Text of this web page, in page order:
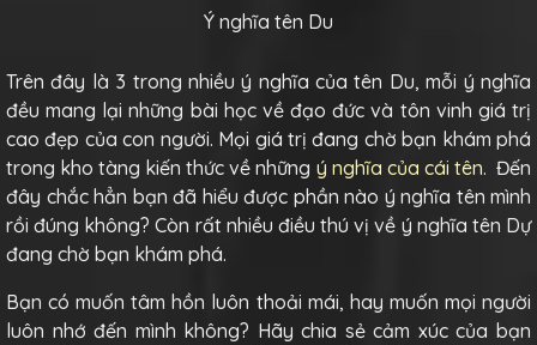
Ý nghĩa tên Du
Trên đây là 3 trong nhiều ý nghĩa của tên Du, mỗi ý nghĩa
đều mang lại những bài học về đạo đức và tôn vinh giá trị
cao đẹp của con người. Mọi giá trị đang chờ bạn khám phá
trong kho tàng kiến thức về những ý nghĩa của cái tên. Đến
đây chắc hẳn bạn đã hiểu được phần nào ý nghĩa tên mình
rồi đúng không? Còn rất nhiều điều thú vị về ý nghĩa tên Dự
đang chờ bạn khám phá.
Bạn có muốn tâm hồn luôn thoải mái, hay muốn mọi người
luôn nhớ đến mình không? Hãy chia sẻ cảm xúc của bạn